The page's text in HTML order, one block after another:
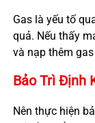
Gas là yếu tố
quả. Nếu thấy
và nạp thêm
Bảo Trì Định
Nên thực hiện